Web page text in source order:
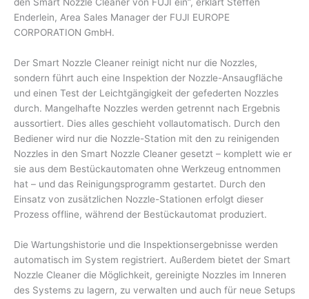
den Smart Nozzle Cleaner von FUJI ein”, erklärt Steffen
Enderlein, Area Sales Manager der FUJI EUROPE
CORPORATION GmbH.
Der Smart Nozzle Cleaner reinigt nicht nur die Nozzles,
sondern führt auch eine Inspektion der Nozzle-Ansaugfläche
und einen Test der Leichtgängigkeit der gefederten Nozzles
durch. Mangelhafte Nozzles werden getrennt nach Ergebnis
aussortiert. Dies alles geschieht vollautomatisch. Durch den
Bediener wird nur die Nozzle-Station mit den zu reinigenden
Nozzles in den Smart Nozzle Cleaner gesetzt – komplett wie er
sie aus dem Bestückautomaten ohne Werkzeug entnommen
hat – und das Reinigungsprogramm gestartet. Durch den
Einsatz von zusätzlichen Nozzle-Stationen erfolgt dieser
Prozess offline, während der Bestückautomat produziert.
Die Wartungshistorie und die Inspektionsergebnisse werden
automatisch im System registriert. Außerdem bietet der Smart
Nozzle Cleaner die Möglichkeit, gereinigte Nozzles im Inneren
des Systems zu lagern, zu verwalten und auch für neue Setups